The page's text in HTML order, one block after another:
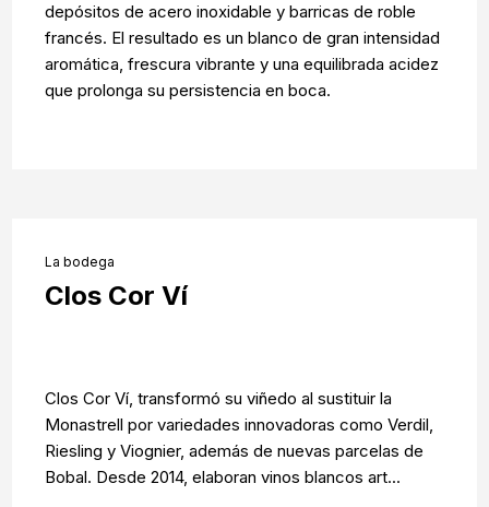
depósitos de acero inoxidable y barricas de roble
francés. El resultado es un blanco de gran intensidad
aromática, frescura vibrante y una equilibrada acidez
que prolonga su persistencia en boca.
La bodega
Clos Cor Ví
Clos Cor Ví, transformó su viñedo al sustituir la
Monastrell por variedades innovadoras como Verdil,
Riesling y Viognier, además de nuevas parcelas de
Bobal. Desde 2014, elaboran vinos blancos art...